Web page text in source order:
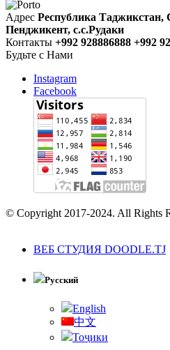
Адрес Республика Таджикстан,
Пенджикент, с.с.Рудаки
Контакты +992 928886888 +992
Будьте с Нами
Instagram
Facebook
© Copyright 2017-2024. All Rights
ВЕБ СТУДИЯ DOODLE.TJ
Русский
English
中文
Тоҷики